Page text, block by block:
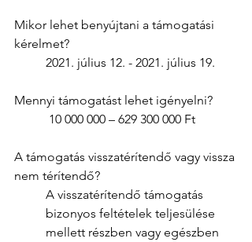
Mikor lehet benyújtani a támogatási
kérelmet?
2021. július 12. - 2021. július 19.
Mennyi támogatást lehet igényelni?
10 000 000 – 629 300 000 Ft
A támogatás visszatérítendő vagy vissza
nem térítendő?
A visszatérítendő támogatás
bizonyos feltételek teljesülése
mellett részben vagy egészben